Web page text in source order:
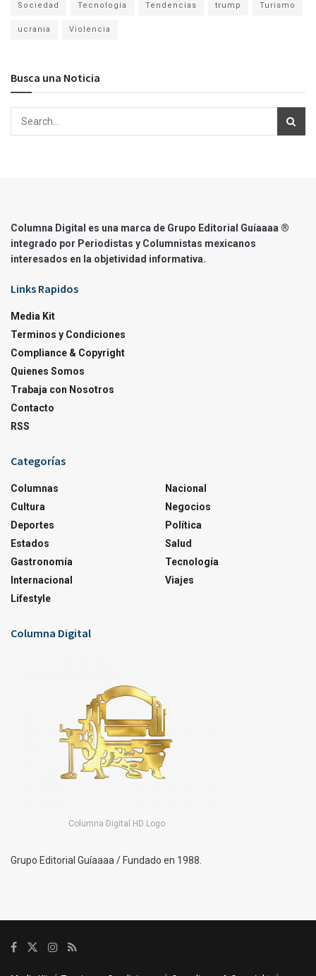
Sociedad Tecnología Tendencias trump Turismo
ucrania Violencia
Busca una Noticia
Columna Digital es una marca de Grupo Editorial Guíaaaa ®
integrado por Periodistas y Columnistas mexicanos
interesados en la objetividad informativa.
Links Rapidos
Media Kit
Terminos y Condiciones
Compliance & Copyright
Quienes Somos
Trabaja con Nosotros
Contacto
RSS
Categorías
Columnas
Cultura
Deportes
Estados
Gastronomía
Internacional
Lifestyle
Nacional
Negocios
Política
Salud
Tecnología
Viajes
Columna Digital
Columna Digital HD Logo
Grupo Editorial Guíaaaa / Fundado en 1988.